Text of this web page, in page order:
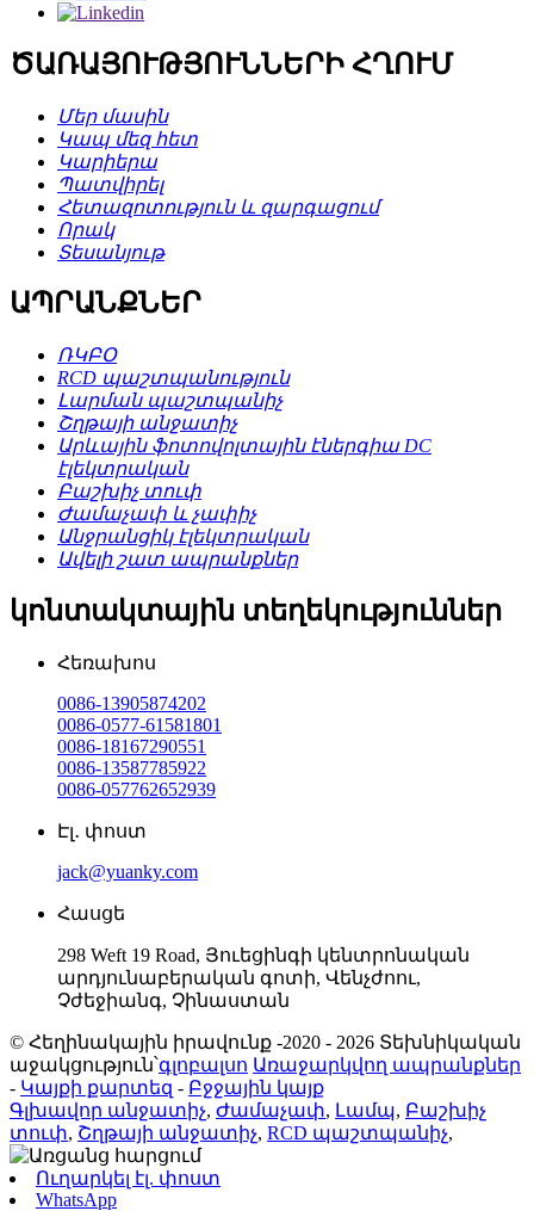
ԾԱՌԱՅՈՒԹՅՈՒՆՆԵՐԻ ՀՂՈՒՄ
Մեր մասին
Կապ մեզ հետ
Կարիերա
Պատվիրել
Հետազոտություն և զարգացում
Որակ
Տեսանյութ
ԱՊՐԱՆՔՆԵՐ
ՌԿԲՕ
RCD պաշտպանություն
Լարման պաշտպանիչ
Շղթայի անջատիչ
Արևային ֆոտովոլտային էներգիա DC
էլեկտրական
Բաշխիչ տուփ
Ժամաչափ և չափիչ
Անջրանցիկ էլեկտրական
Ավելի շատ ապրանքներ
կոնտակտային տեղեկություններ
Հեռախոս
0086-13905874202
0086-0577-61581801
0086-18167290551
0086-13587785922
0086-057762652939
Էլ․ փոստ
jack@yuanky.com
Հասցե
298 Weft 19 Road, Յուեցինգի կենտրոնական
արդյունաբերական գոտի, Վենչժոու,
Չժեջիանգ, Չինաստան
© Հեղինակային իրավունք -2020 - 2026 Տեխնիկական
աջակցություն՝գլոբալսո Առաջարկվող ապրանքներ
- Կայքի քարտեզ - Բջջային կայք
Գլխավոր անջատիչ, Ժամաչափ, Լամպ, Բաշխիչ
տուփ, Շղթայի անջատիչ, RCD պաշտպանիչ,
Ուղարկել էլ. փոստ
WhatsApp